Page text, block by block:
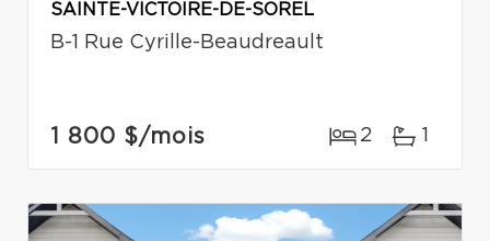
SAINTE-VICTOIRE-DE-SOREL
B-1 Rue Cyrille-Beaudreault
1 800 $/mois 2 1